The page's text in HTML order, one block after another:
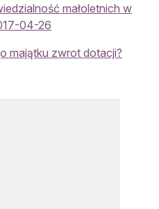
małoletnich w
04-26
majątku zwrot dotacji?